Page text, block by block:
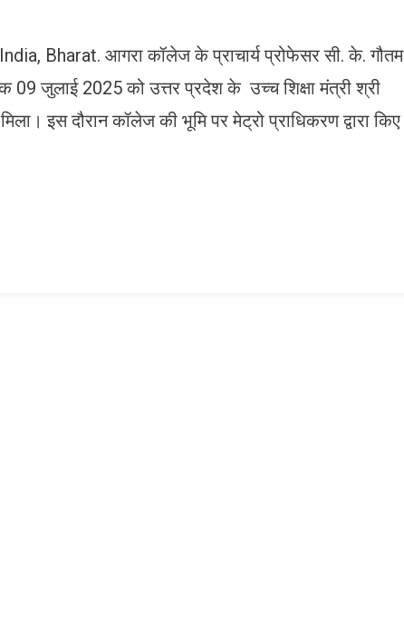
Bharat. आगरा कॉलेज के प्राचार्य प्रोफेसर सी. के. गौतम
09 जुलाई 2025 को उत्तर प्रदेश के उच्च शिक्षा मंत्री श्री
इस दौरान कॉलेज की भूमि पर मेट्रो प्राधिकरण द्वारा किए